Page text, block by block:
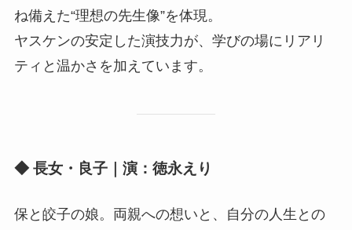
ね備えた“理想の先生像”を体現。
ヤスケンの安定した演技力が、学びの場にリアリ
ティと温かさを加えています。
◆ 長女・良子｜演：徳永えり
保と皎子の娘。両親への想いと、自分の人生との